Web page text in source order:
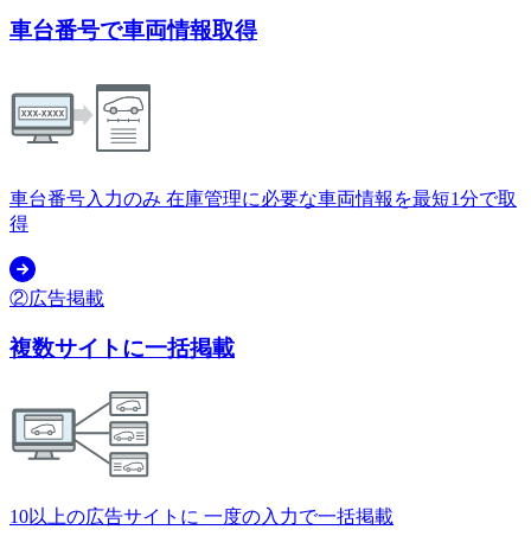
車台番号で車両情報取得
車台番号入力のみ 在庫管理に必要な車両情報を最短1分で取
得
②広告掲載
複数サイトに一括掲載
10以上の広告サイトに 一度の入力で一括掲載